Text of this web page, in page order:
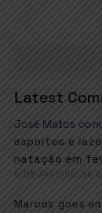
Latest
José Matos
esportes e
natação em
6 DE JANEIRO DE
Marcos goes